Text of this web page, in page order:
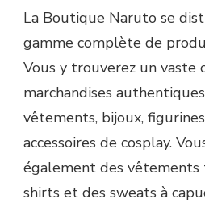
La Boutique Naruto se
gamme complète de
Vous y trouverez un vaste
marchandises
vêtements, bijoux,
accessoires de cosplay.
également des
shirts et des sweats à